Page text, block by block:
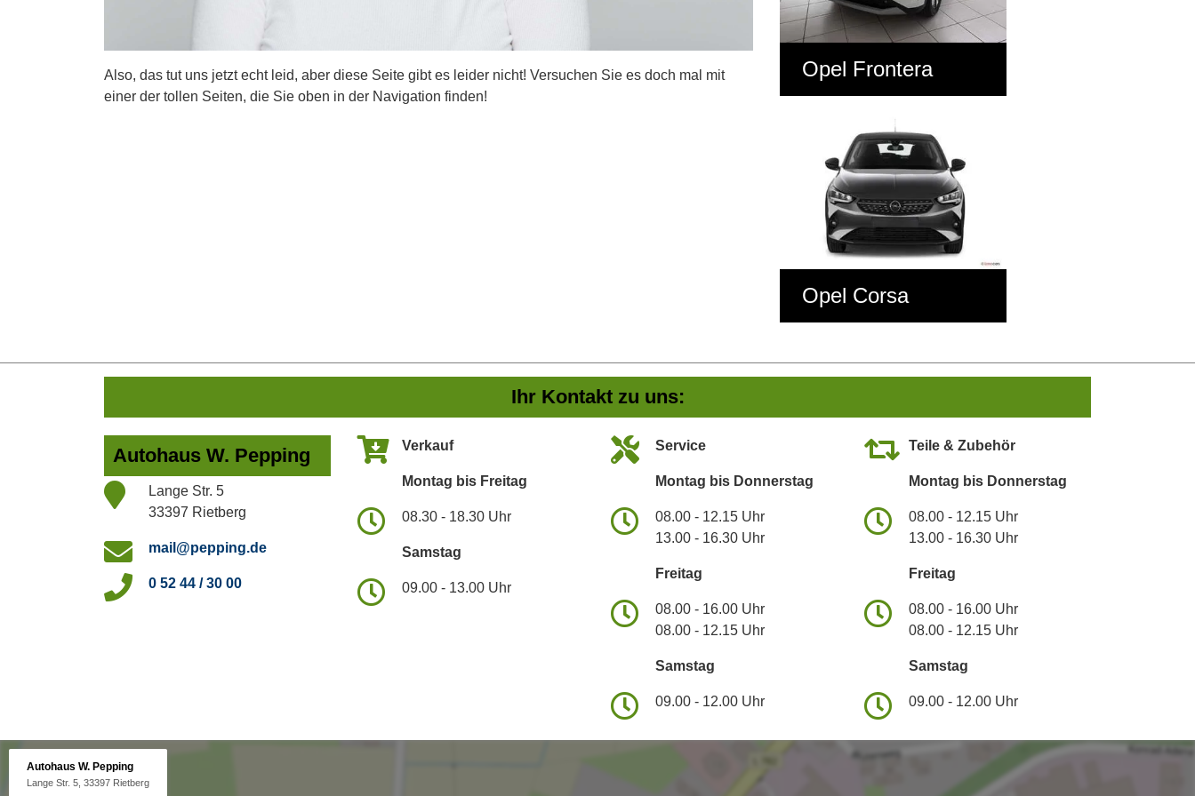
Also, das tut uns jetzt echt leid, aber diese Seite gibt es leider nicht! Versuchen Sie es doch mal mit
einer der tollen Seiten, die Sie oben in der Navigation finden!
Opel Frontera
Opel Corsa
Ihr Kontakt zu uns:
Autohaus W. Pepping
Lange Str. 5
33397 Rietberg
mail@pepping.de
0 52 44 / 30 00
Verkauf
Montag bis Freitag
08.30 - 18.30 Uhr
Samstag
09.00 - 13.00 Uhr
Service
Montag bis Donnerstag
08.00 - 12.15 Uhr
13.00 - 16.30 Uhr
Freitag
08.00 - 16.00 Uhr
08.00 - 12.15 Uhr
Samstag
09.00 - 12.00 Uhr
Teile & Zubehör
Montag bis Donnerstag
08.00 - 12.15 Uhr
13.00 - 16.30 Uhr
Freitag
08.00 - 16.00 Uhr
08.00 - 12.15 Uhr
Samstag
09.00 - 12.00 Uhr
Autohaus W. Pepping
Lange Str. 5, 33397 Rietberg